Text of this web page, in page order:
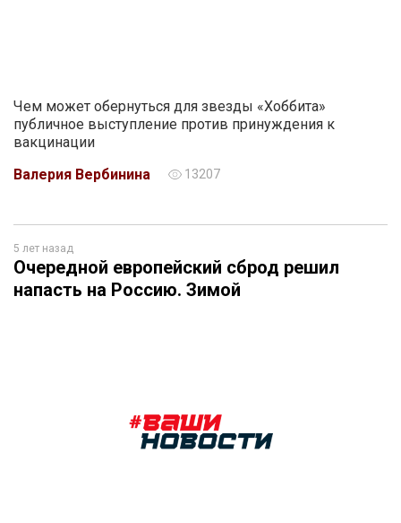
Чем может обернуться для звезды «Хоббита»
публичное выступление против принуждения к
вакцинации
Валерия Вербинина
13207
5 лет назад
Очередной европейский сброд решил
напасть на Россию. Зимой